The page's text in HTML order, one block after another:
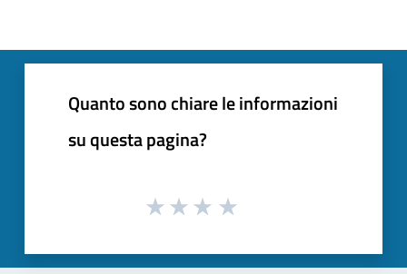
Quanto sono chiare le informazioni
su questa pagina?